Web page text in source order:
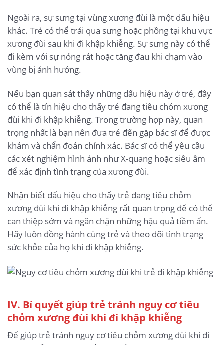
Ngoài ra, sự sưng tại vùng xương đùi là một dấu hiệu
khác. Trẻ có thể trải qua sưng hoặc phồng tại khu vực
xương đùi sau khi đi khập khiễng. Sự sưng này có thể
đi kèm với sự nóng rát hoặc tăng đau khi chạm vào
vùng bị ảnh hưởng.
Nếu bạn quan sát thấy những dấu hiệu này ở trẻ, đây
có thể là tín hiệu cho thấy trẻ đang tiêu chỏm xương
đùi khi đi khập khiễng. Trong trường hợp này, quan
trọng nhất là bạn nên đưa trẻ đến gặp bác sĩ để được
khám và chẩn đoán chính xác. Bác sĩ có thể yêu cầu
các xét nghiệm hình ảnh như X-quang hoặc siêu âm
để xác định tình trạng của xương đùi.
Nhận biết dấu hiệu cho thấy trẻ đang tiêu chỏm
xương đùi khi đi khập khiễng rất quan trọng để có thể
can thiệp sớm và ngăn chặn những hậu quả tiềm ẩn.
Hãy luôn đồng hành cùng trẻ và theo dõi tình trạng
sức khỏe của họ khi đi khập khiễng.
IV. Bí quyết giúp trẻ tránh nguy cơ tiêu
chỏm xương đùi khi đi khập khiễng
Để giúp trẻ tránh nguy cơ tiêu chỏm xương đùi khi đi